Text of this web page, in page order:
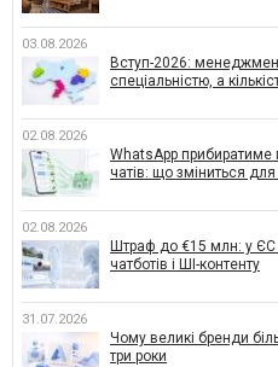
03.08.2026
Вступ-2026:
спеціальністю, а
02.08.2026
WhatsApp прибиратиме
чатів: що зміниться для
02.08.2026
Штраф до €15 млн: у ЄС
чатботів і ШІ-контенту
31.07.2026
Чому великі бренди
три роки